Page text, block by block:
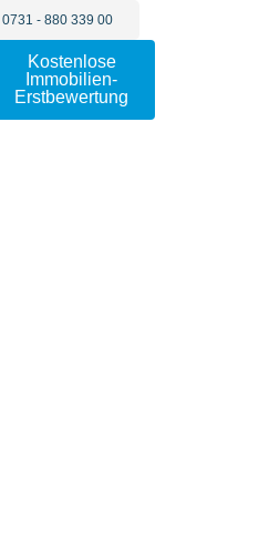
0731 - 880 339 00
Kostenlose
Immobilien-
Erstbewertung